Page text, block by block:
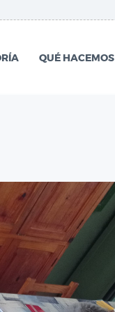
QUÉ HACEMOS